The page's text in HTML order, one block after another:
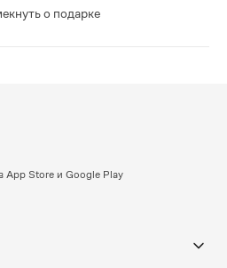
о подарке
App Store и Google Play